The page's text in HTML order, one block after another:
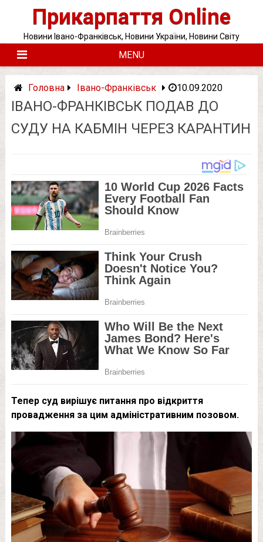
Прикарпаття Online
Новини Івано-Франківськ, Новини України, Новини Світу
MENU
Головна Івано-Франківськ 10.09.2020
ІВАНО-ФРАНКІВСЬК ПОДАВ ДО
СУДУ НА КАБМІН ЧЕРЕЗ КАРАНТИН
Тепер суд вирішує питання про відкриття
провадження за цим адміністративним позовом.